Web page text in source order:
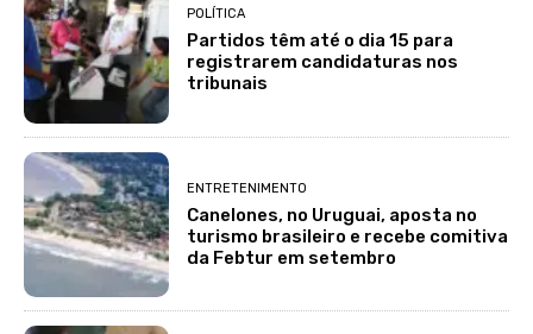
POLÍTICA
Partidos têm até o dia 15 para
registrarem candidaturas nos
tribunais
ENTRETENIMENTO
Canelones, no Uruguai, aposta no
turismo brasileiro e recebe comitiva
da Febtur em setembro